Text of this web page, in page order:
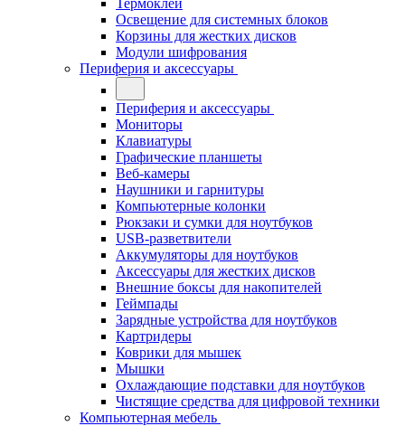
Термоклей
Освещение для системных блоков
Корзины для жестких дисков
Модули шифрования
Периферия и аксессуары
Периферия и аксессуары
Мониторы
Клавиатуры
Графические планшеты
Веб-камеры
Наушники и гарнитуры
Компьютерные колонки
Рюкзаки и сумки для ноутбуков
USB-разветвители
Аккумуляторы для ноутбуков
Аксессуары для жестких дисков
Внешние боксы для накопителей
Геймпады
Зарядные устройства для ноутбуков
Картридеры
Коврики для мышек
Мышки
Охлаждающие подставки для ноутбуков
Чистящие средства для цифровой техники
Компьютерная мебель